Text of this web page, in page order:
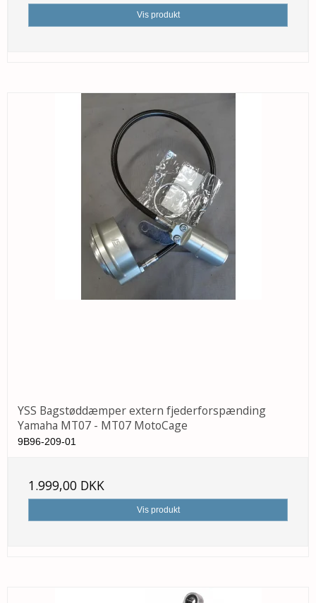
Vis produkt
YSS Bagstøddæmper extern fjederforspænding
Yamaha MT07 - MT07 MotoCage
9B96-209-01
1.999,00 DKK
Vis produkt